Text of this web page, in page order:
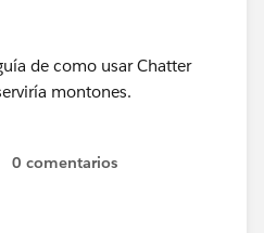
de como usar Chatter
montones.
0 comentarios